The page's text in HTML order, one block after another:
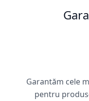
Garantăm cele
pentru